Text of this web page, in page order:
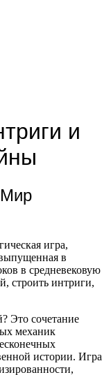
и
Мир
игра,
в
в средневековую
строить интриги,
Это сочетание
механик
истории. Игра